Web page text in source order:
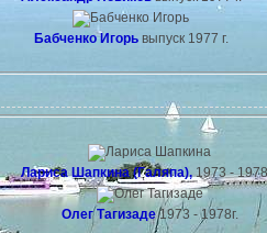
Бабченко Игорьвыпуск 1977 г.
Лариса Шапкина (Галяпа), 1973 - 1978
Олег Тагизаде1973 - 1978г.